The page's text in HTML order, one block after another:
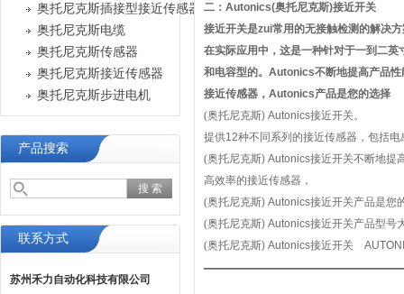
奥托尼克斯插接型接近传感器
奥托尼克斯电缆
奥托尼克斯传感器
奥托尼克斯接近传感器
奥托尼克斯步进电机
产品搜索
联系方式
苏州禾力自动化科技有限公司
二：Autonics(奥托尼克斯)接近开关
接近开关是zui常用的无接触检测的解决
在实际应用中，这是一种针对于一到二
和电容型的。Autonics不断地提高产品
接近传感器，Autonics产品是您的选择
(奥托尼克斯) Autonics接近开关。
提供12种不同系列的接近传感器，包括
(奥托尼克斯) Autonics接近开关不断地提
高效率的接近传感器，
(奥托尼克斯) Autonics接近开关产品是您
(奥托尼克斯) Autonics接近开关产品型号
(奥托尼克斯) Autonics接近开关